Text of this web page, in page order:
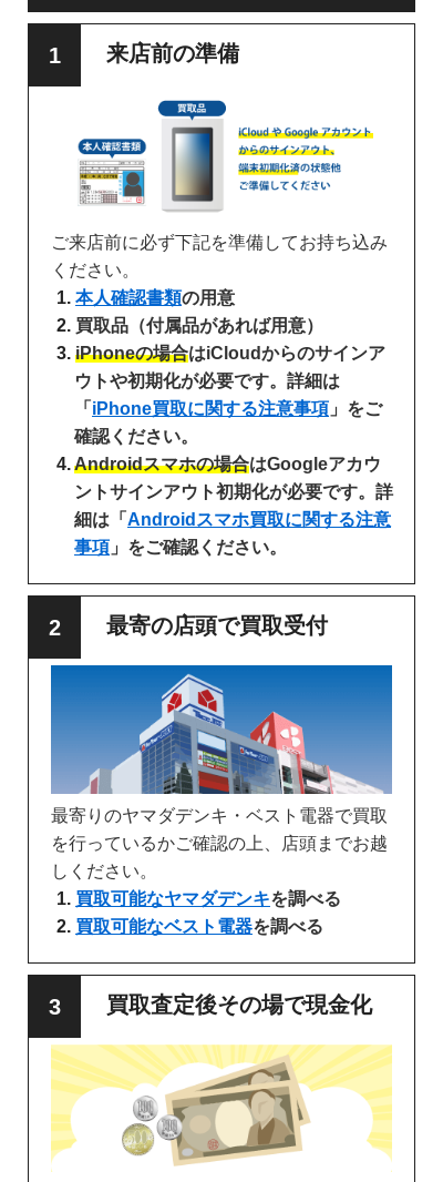
来店前の準備
ご来店前に必ず下記を準備してお持ち込み
ください。
本人確認書類の用意
買取品（付属品があれば用意）
iPhoneの場合はiCloudからのサインア
ウトや初期化が必要です。詳細は
「 iPhone買取に関する注意事項 」をご
確認ください。
Androidスマホの場合はGoogleアカウ
ントサインアウト初期化が必要です。詳
細は「 Androidスマホ買取に関する注意
事項 」をご確認ください。
最寄の店頭で買取受付
最寄りのヤマダデンキ・ベスト電器で買取
を行っているかご確認の上、店頭までお越
しください。
買取可能なヤマダデンキを調べる
買取可能なベスト電器を調べる
買取査定後その場で現金化